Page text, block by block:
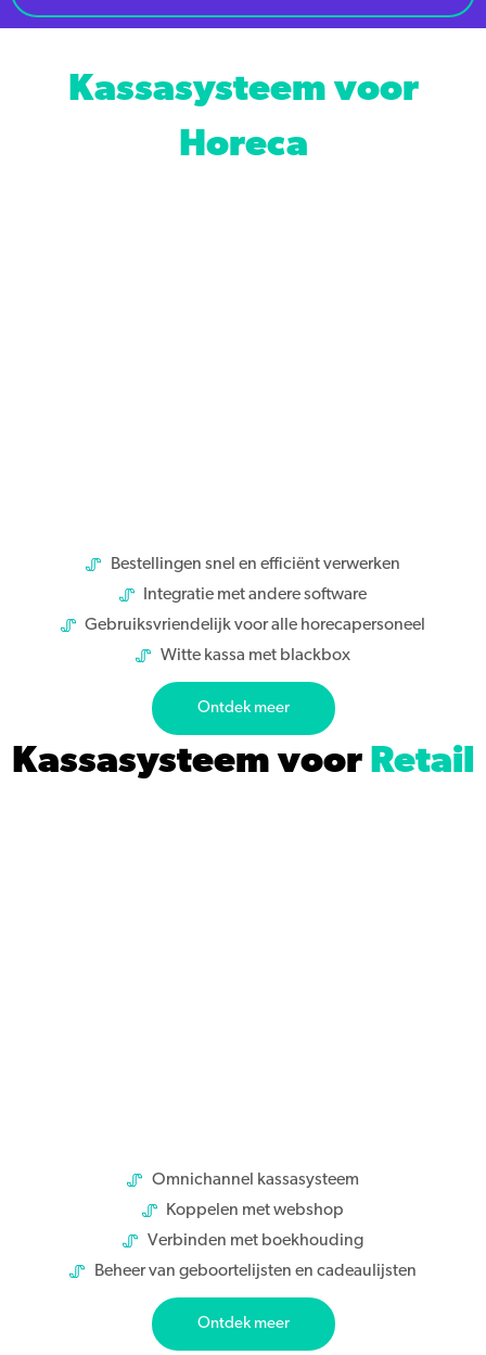
Kassasysteem voor
Horeca
Bestellingen snel en efficiënt verwerken
Integratie met andere software
Gebruiksvriendelijk voor alle horecapersoneel
Witte kassa met blackbox
Ontdek meer
Kassasysteem voor Retail
Omnichannel kassasysteem
Koppelen met webshop
Verbinden met boekhouding
Beheer van geboortelijsten en cadeaulijsten
Ontdek meer